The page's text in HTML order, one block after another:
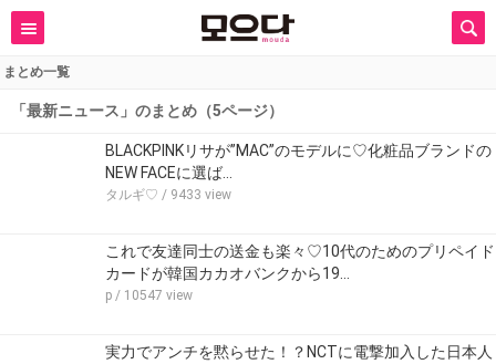
まとめ一覧
「最新ニュース」のまとめ（5ページ）
BLACKPINKリサが”MAC”のモデルに♡化粧品ブランドの
NEW FACEに選ば…
タルギ♡ / 9433 view
これで友達同士の送金も楽々♡10代のためのプリペイド
カードが韓国カカオバンクから19…
p / 10547 view
実力でアンチを黙らせた！？NCTに電撃加入した日本人